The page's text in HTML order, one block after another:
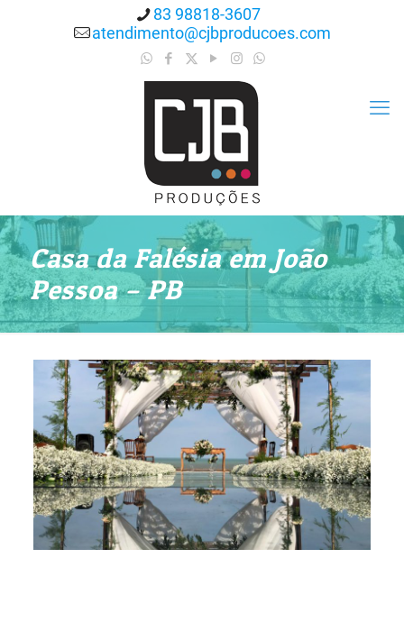
83 98818-3607
atendimento@cjbproducoes.com
Casa da Falésia em João
Pessoa – PB